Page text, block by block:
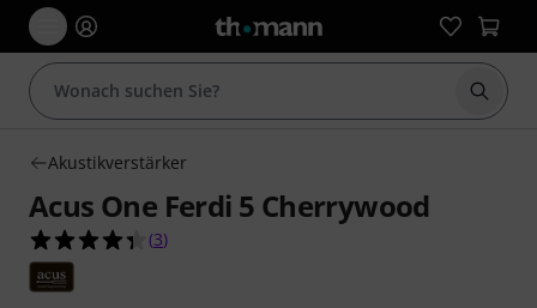
Suche
Akustikverstärker
Acus One Ferdi 5 Cherrywood
4.3 von 5 Sternen aus 3 Kundenbewertungen
(3)